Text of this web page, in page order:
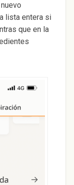
lista entera si
que en la